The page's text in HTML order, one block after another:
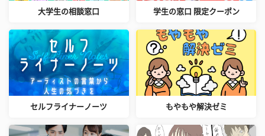
大学生の相談窓口 学生の窓口 限定クーポン
セルフライナーノーツ もやもや解決ゼミ